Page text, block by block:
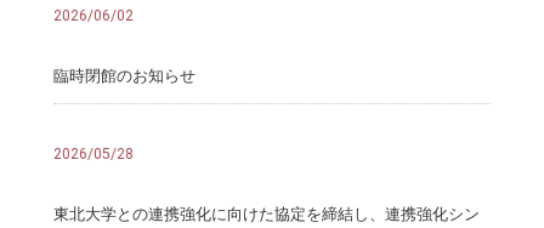
2026/06/02
臨時閉館のお知らせ
2026/05/28
東北大学との連携強化に向けた協定を締結し、連携強化シン